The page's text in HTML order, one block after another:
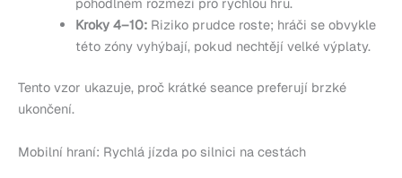
pohodlném rozmezí pro rychlou hru.
Kroky 4–10:Riziko prudce roste; hráči se obvykle
této zóny vyhýbají, pokud nechtějí velké výplaty.
Tento vzor ukazuje, proč krátké seance preferují brzké
ukončení.
Mobilní hraní: Rychlá jízda po silnici na cestách